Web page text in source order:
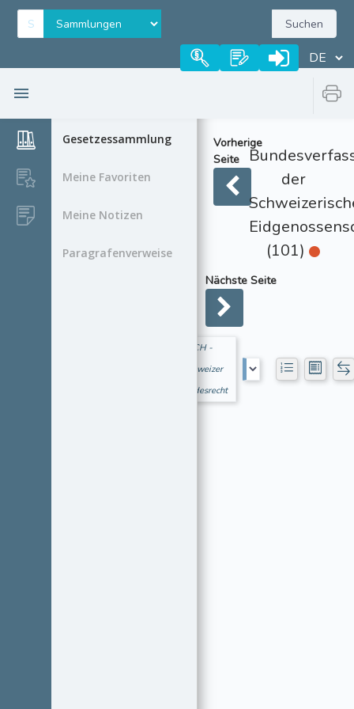
Suchen
Gesetzessammlung
Meine Favoriten
Meine Notizen
Paragrafenverweise
Vorherige
Seite
der
(101)
Nächste Seite
CH -
Schweizer
Bundesrecht